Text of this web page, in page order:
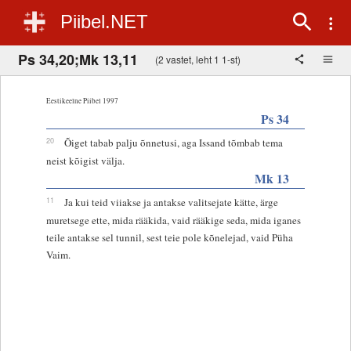
Piibel.NET
Ps 34,20;Mk 13,11 (2 vastet, leht 1 1-st)
Eestikeelne Piibel 1997
Ps 34
20
Õiget tabab palju õnnetusi, aga Issand tõmbab tema
neist kõigist välja.
Mk 13
11
Ja kui teid viiakse ja antakse valitsejate kätte, ärge
muretsege ette, mida rääkida, vaid rääkige seda, mida iganes
teile antakse sel tunnil, sest teie pole kõnelejad, vaid Püha
Vaim.